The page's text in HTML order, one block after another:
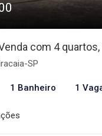
com 4
SP
1 Banheiro 1